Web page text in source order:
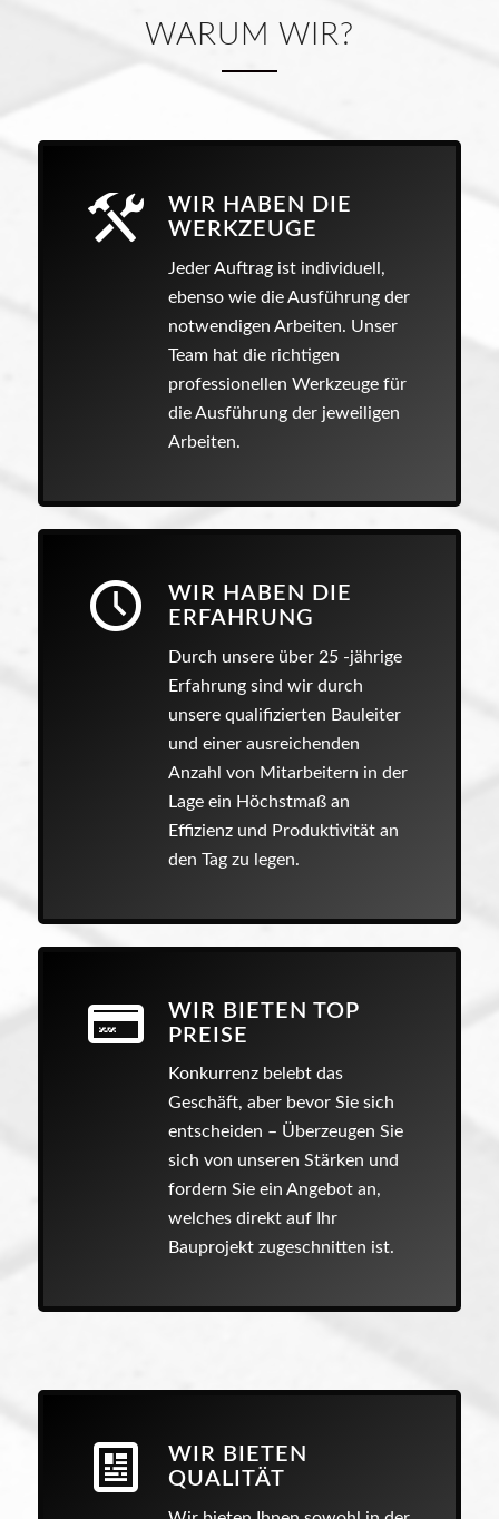
WARUM WIR?
WIR HABEN DIE
WERKZEUGE
Jeder Auftrag ist individuell,
ebenso wie die Ausführung der
notwendigen Arbeiten. Unser
Team hat die richtigen
professionellen Werkzeuge für
die Ausführung der jeweiligen
Arbeiten.
WIR HABEN DIE
ERFAHRUNG
Durch unsere über 25 -jährige
Erfahrung sind wir durch
unsere qualifizierten Bauleiter
und einer ausreichenden
Anzahl von Mitarbeitern in der
Lage ein Höchstmaß an
Effizienz und Produktivität an
den Tag zu legen.
WIR BIETEN TOP
PREISE
Konkurrenz belebt das
Geschäft, aber bevor Sie sich
entscheiden – Überzeugen Sie
sich von unseren Stärken und
fordern Sie ein Angebot an,
welches direkt auf Ihr
Bauprojekt zugeschnitten ist.
WIR BIETEN
QUALITÄT